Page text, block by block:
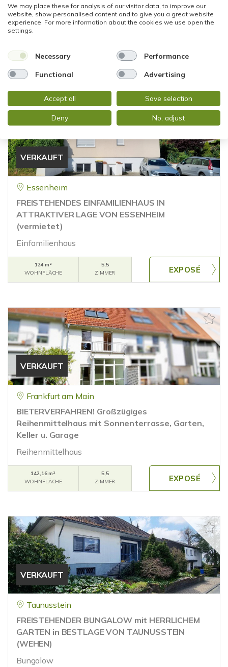
GEPFLEGTES REIHENHAUS MIT VIEL PLATZ IN
FAMILIENFREUNDLICHER LAGE
Reihenmittelhaus
137 m²
VERKAUFT
Essenheim
FREISTEHENDES EINFAMILIENHAUS IN
ATTRAKTIVER LAGE VON ESSENHEIM
(vermietet)
Einfamilienhaus
124 m²
WOHNFLÄCHE
5,5
ZIMMER
VERKAUFT
Frankfurt am Main
BIETERVERFAHREN! Großzügiges
Reihenmittelhaus mit Sonnenterrasse, Garten,
Keller u. Garage
Reihenmittelhaus
142,16 m²
WOHNFLÄCHE
5,5
ZIMMER
VERKAUFT
Taunusstein
FREISTEHENDER BUNGALOW mit HERRLICHEM
GARTEN in BESTLAGE VON TAUNUSSTEIN
(WEHEN)
Bungalow
We may place these for analysis of our visitor data, to improve our
website, show personalised content and to give you a great website
experience. For more information about the cookies we use open the
settings.
Necessary Performance
Functional Advertising
Accept all Save selection
Deny No, adjust